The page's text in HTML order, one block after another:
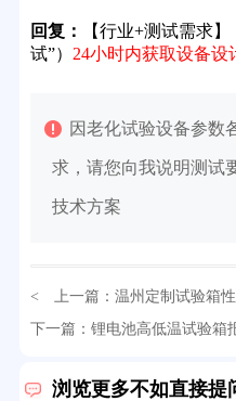
回复：
【行业+测试需求
试”） 24小时内获取设备设
因老化试验设备参数
求，请您向我说明测试
技术方案
< 上一篇： 温州定制试验箱
下一篇： 锂电池高低温试验箱
浏览更多不如直接提
32分钟前用户提问：氙灯老